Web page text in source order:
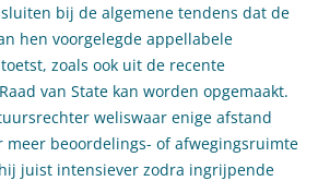
bij de algemene tendens dat de
hen voorgelegde appellabele
zoals ook uit de recente
van State kan worden opgemaakt.
weliswaar enige afstand
meer beoordelings- of afwegingsruimte
juist intensiever zodra ingrijpende